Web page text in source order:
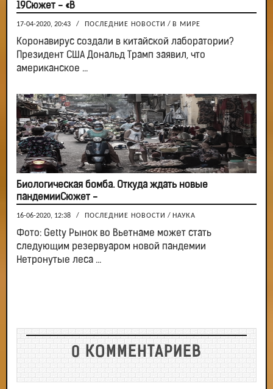
19Сюжет - «В
17-04-2020, 20:43 / ПОСЛЕДНИЕ НОВОСТИ / В МИРЕ
Коронавирус создали в китайской лаборатории?
Президент США Дональд Трамп заявил, что
американское ...
Биологическая бомба. Откуда ждать новые
пандемииСюжет -
16-06-2020, 12:38 / ПОСЛЕДНИЕ НОВОСТИ / НАУКА
Фото: Getty Рынок во Вьетнаме может стать
следующим резервуаром новой пандемии
Нетронутые леса ...
0 КОММЕНТАРИЕВ